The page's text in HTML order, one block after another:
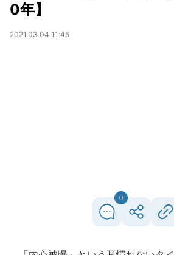
0年】
2021.03.04 11:45
0